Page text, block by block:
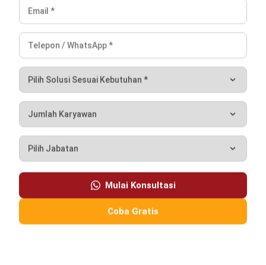
Apa perbedaan first mile dan last mile?
Bagaimana cara mengukur
keberhasilan first mile?
Apakah bisnis kecil perlu sistem first
mile?